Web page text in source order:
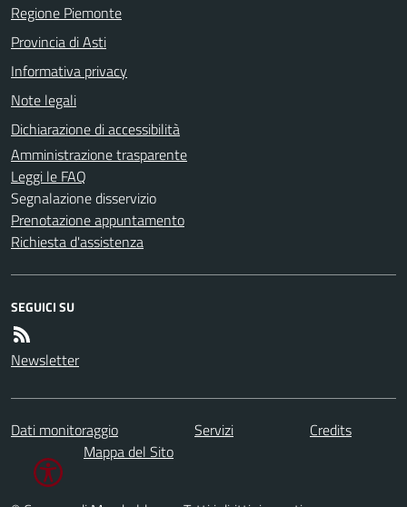
Regione Piemonte
Provincia di Asti
Informativa privacy
Note legali
Dichiarazione di accessibilità
Amministrazione trasparente
Leggi le FAQ
Segnalazione disservizio
Prenotazione appuntamento
Richiesta d'assistenza
SEGUICI SU
Newsletter
Dati monitoraggio Servizi
Credits
Mappa del Sito